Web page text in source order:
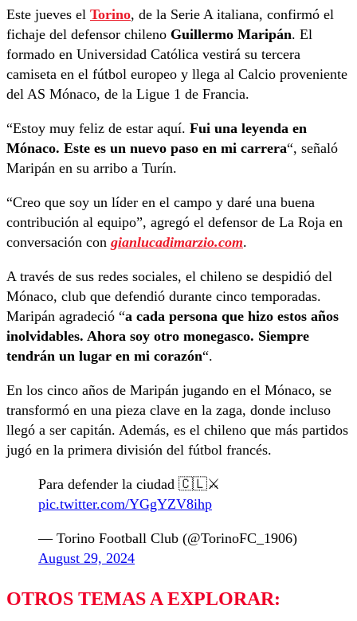
Este jueves el Torino, de la Serie A italiana, confirmó el
fichaje del defensor chileno Guillermo Maripán. El
formado en Universidad Católica vestirá su tercera
camiseta en el fútbol europeo y llega al Calcio proveniente
del AS Mónaco, de la Ligue 1 de Francia.
“Estoy muy feliz de estar aquí. Fui una leyenda en
Mónaco. Este es un nuevo paso en mi carrera“, señaló
Maripán en su arribo a Turín.
“Creo que soy un líder en el campo y daré una buena
contribución al equipo”, agregó el defensor de La Roja en
conversación con gianlucadimarzio.com.
A través de sus redes sociales, el chileno se despidió del
Mónaco, club que defendió durante cinco temporadas.
Maripán agradeció “a cada persona que hizo estos años
inolvidables. Ahora soy otro monegasco. Siempre
tendrán un lugar en mi corazón“.
En los cinco años de Maripán jugando en el Mónaco, se
transformó en una pieza clave en la zaga, donde incluso
llegó a ser capitán. Además, es el chileno que más partidos
jugó en la primera división del fútbol francés.
Para defender la ciudad 🇨🇱⚔️
pic.twitter.com/YGgYZV8ihp
— Torino Football Club (@TorinoFC_1906)
August 29, 2024
OTROS TEMAS A EXPLORAR: